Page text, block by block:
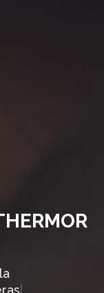
|